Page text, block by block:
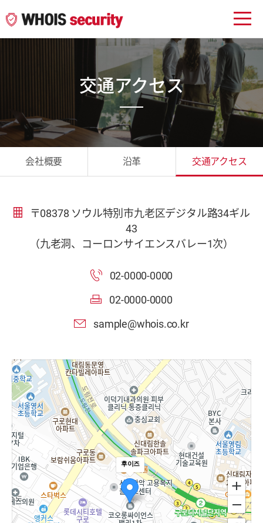
会社概要 沿革 交通アクセス
交通アクセス
〒08378 ソウル特別市九老区デジタル路34ギル
43
（九老洞、コーロンサイエンスバレー1次）
02-0000-0000
02-0000-0000
sample@whois.co.kr
후이즈